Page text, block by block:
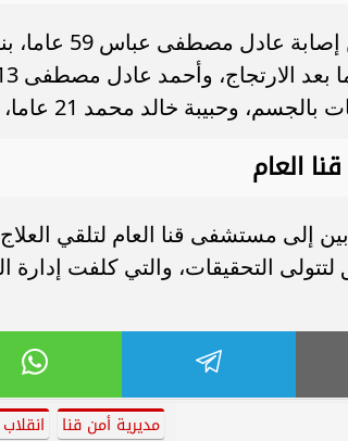
العام
إلى مستشفى قنا العام لتلقي
لتتولى التحقيقات، والتي كلفت
مديرية أمن قنا